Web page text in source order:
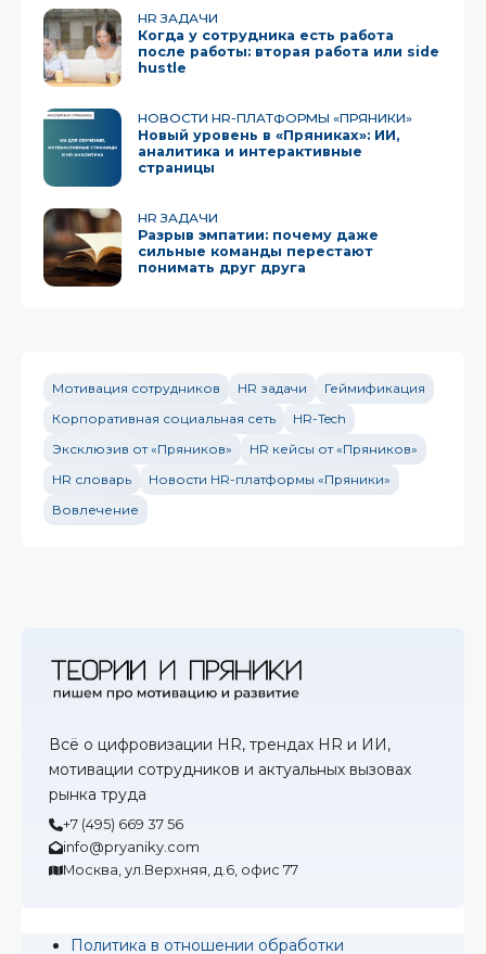
HR ЗАДАЧИ
Когда у сотрудника есть работа
после работы: вторая работа или side
hustle
НОВОСТИ HR-ПЛАТФОРМЫ «ПРЯНИКИ»
Новый уровень в «Пряниках»: ИИ,
аналитика и интерактивные
страницы
HR ЗАДАЧИ
Разрыв эмпатии: почему даже
сильные команды перестают
понимать друг друга
Мотивация сотрудников HR задачи
Геймификация
Корпоративная социальная сеть
HR-Tech
Эксклюзив от «Пряников»
HR кейсы от «Пряников»
HR словарь
Новости HR-платформы «Пряники»
Вовлечение
Всё о цифровизации HR, трендах HR и ИИ,
мотивации сотрудников и актуальных вызовах
рынка труда
+7 (495) 669 37 56
info@pryaniky.com
Москва, ул.Верхняя, д.6, офис 77
Политика в отношении обработки